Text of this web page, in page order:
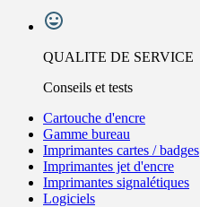
QUALITE DE SERVICE
Conseils et tests
Cartouche d'encre
Gamme bureau
Imprimantes cartes / badges
Imprimantes jet d'encre
Imprimantes signalétiques
Logiciels